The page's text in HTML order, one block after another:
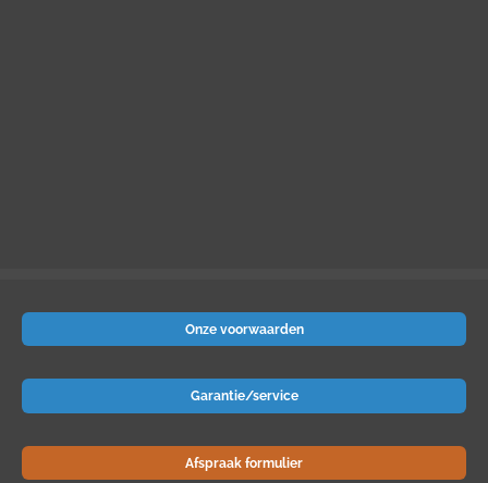
Onze voorwaarden
Garantie/service
Afspraak formulier